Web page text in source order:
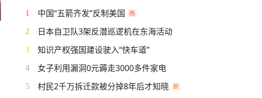
1 中国“五箭齐发”反制美国
2 日本自卫队3架反潜巡逻机在东海活动
3 知识产权强国建设驶入“快车道”
4 女子利用漏洞0元薅走3000多件家电
5 村民2千万拆迁款被分掉8年后才知晓